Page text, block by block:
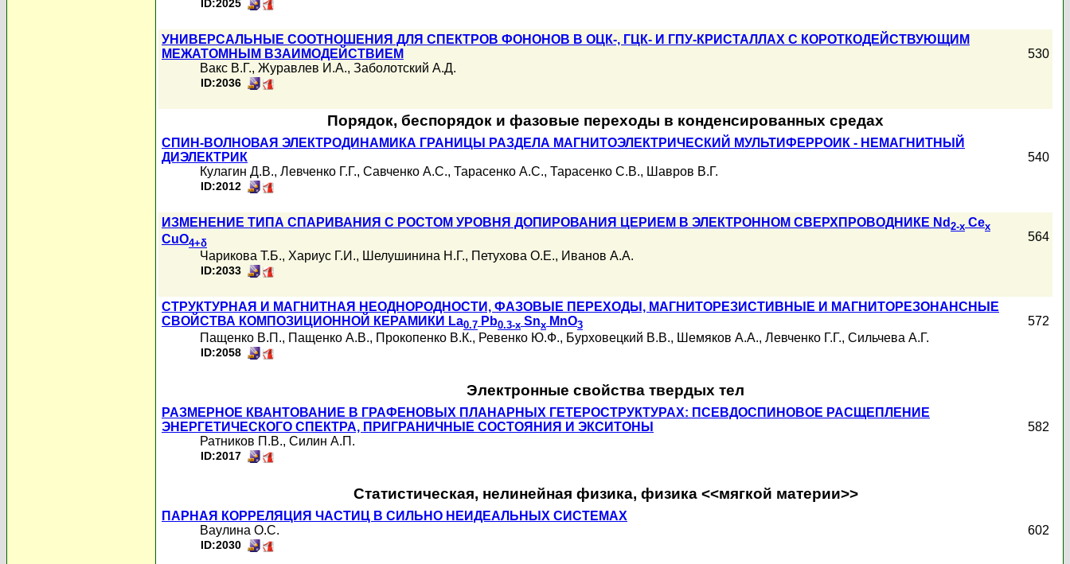
ID:2025
УНИВЕРСАЛЬНЫЕ СООТНОШЕНИЯ ДЛЯ СПЕКТРОВ ФОНОНОВ В ОЦК-, ГЦК- И ГПУ-КРИСТАЛЛАХ С КОРОТКОДЕЙСТВУЮЩИМ
МЕЖАТОМНЫМ ВЗАИМОДЕЙСТВИЕМ
Вакс В.Г., Журавлев И.А., Заболотский А.Д.
ID:2036
530
Порядок, беспорядок и фазовые переходы в конденсированных средах
СПИН-ВОЛНОВАЯ ЭЛЕКТРОДИНАМИКА ГРАНИЦЫ РАЗДЕЛА МАГНИТОЭЛЕКТРИЧЕСКИЙ МУЛЬТИФЕРРОИК - НЕМАГНИТНЫЙ
ДИЭЛЕКТРИК
Кулагин Д.В., Левченко Г.Г., Савченко А.С., Тарасенко А.С., Тарасенко С.В., Шавров В.Г.
ID:2012
540
ИЗМЕНЕНИЕ ТИПА СПАРИВАНИЯ С РОСТОМ УРОВНЯ ДОПИРОВАНИЯ ЦЕРИЕМ В ЭЛЕКТРОННОМ СВЕРХПРОВОДНИКЕ Nd 2-x Cex
CuO4+δ
Чарикова Т.Б., Хариус Г.И., Шелушинина Н.Г., Петухова О.Е., Иванов А.А.
ID:2033
564
СТРУКТУРНАЯ И МАГНИТНАЯ НЕОДНОРОДНОСТИ, ФАЗОВЫЕ ПЕРЕХОДЫ, МАГНИТОРЕЗИСТИВНЫЕ И МАГНИТОРЕЗОНАНСНЫЕ
СВОЙСТВА КОМПОЗИЦИОННОЙ КЕРАМИКИ La0.7 Pb0.3-x Snx MnO3
Пащенко В.П., Пащенко А.В., Прокопенко В.К., Ревенко Ю.Ф., Бурховецкий В.В., Шемяков А.А., Левченко Г.Г., Сильчева А.Г.
ID:2058
572
Электронные свойства твердых тел
РАЗМЕРНОЕ КВАНТОВАНИЕ В ГРАФЕНОВЫХ ПЛАНАРНЫХ ГЕТЕРОСТРУКТУРАХ: ПСЕВДОСПИНОВОЕ РАСЩЕПЛЕНИЕ
ЭНЕРГЕТИЧЕСКОГО СПЕКТРА, ПРИГРАНИЧНЫЕ СОСТОЯНИЯ И ЭКСИТОНЫ
Ратников П.В., Силин А.П.
ID:2017
582
Статистическая, нелинейная физика, физика <<мягкой материи>>
ПАРНАЯ КОРРЕЛЯЦИЯ ЧАСТИЦ В СИЛЬНО НЕИДЕАЛЬНЫХ СИСТЕМАХ
Ваулина О.С.
ID:2030
602